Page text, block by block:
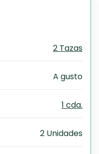
2 Tazas
A gusto
1 cda.
2 Unidades